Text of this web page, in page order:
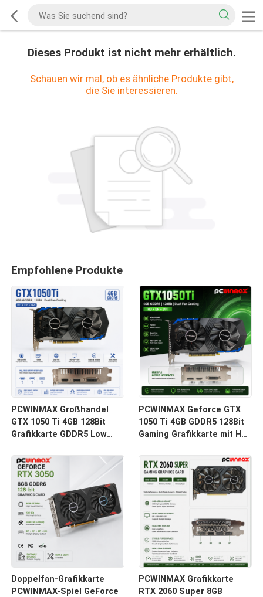
Dieses Produkt ist nicht mehr erhältlich.
Schauen wir mal, ob es ähnliche Produkte gibt,
die Sie interessieren.
Empfohlene Produkte
PCWINMAX Großhandel
GTX 1050 Ti 4GB 128Bit
Grafikkarte GDDR5 Low
Ausgang für Desktop
PCWINMAX Geforce GTX
1050 Ti 4GB GDDR5 128Bit
Gaming Grafikkarte mit HD-
Lager für Desktop-
Computer
Doppelfan-Grafikkarte
PCWINMAX-Spiel GeForce
PCWINMAX Grafikkarte
RTX 2060 Super 8GB